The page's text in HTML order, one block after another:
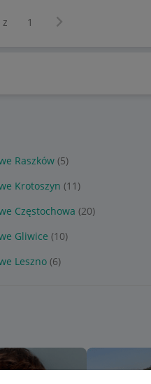
z 1 Następna strona
Raszków (5)
Krotoszyn (11)
Częstochowa (20)
Gliwice (10)
Leszno (6)